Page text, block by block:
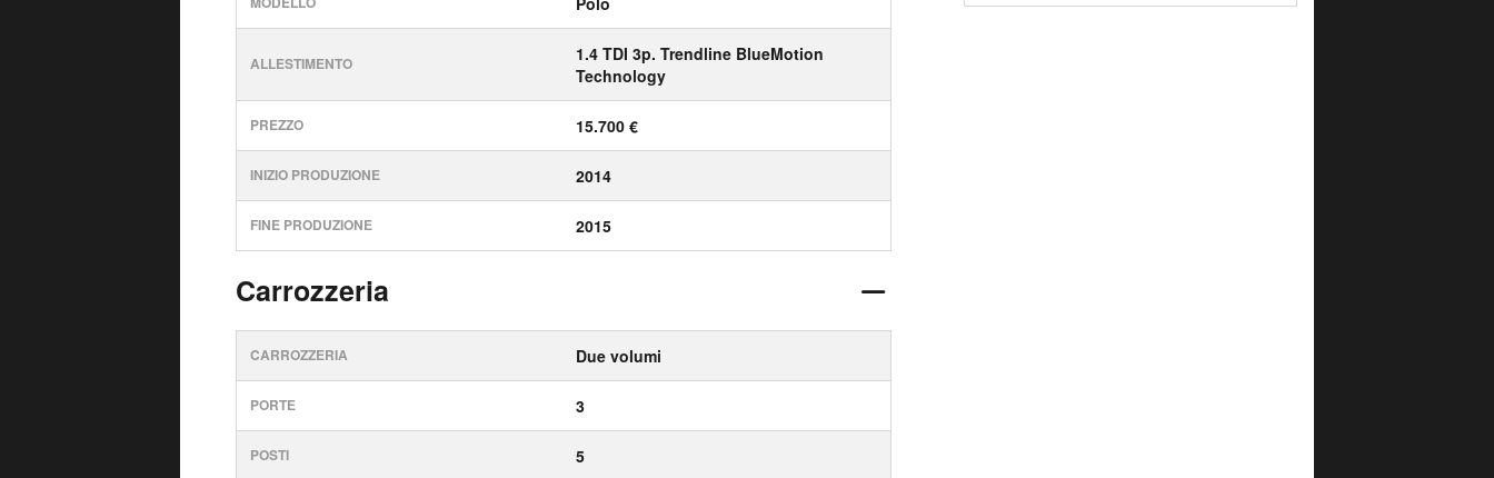
ALLESTIMENTO
1.4 TDI 3p. Trendline BlueMotion
Technology
PREZZO 15.700 €
INIZIO PRODUZIONE 2014
FINE PRODUZIONE 2015
Carrozzeria
CARROZZERIA Due volumi
PORTE 3
POSTI 5